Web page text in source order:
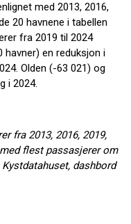
med 2013, 2016,
20 havnene i tabellen
fra 2019 til 2024
havner) en reduksjon i
Olden (-63 021) og
i 2024.
fra 2013, 2016, 2019,
flest passasjerer om
dashbord